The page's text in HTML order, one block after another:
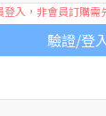
入，非會員訂購需
驗證/登